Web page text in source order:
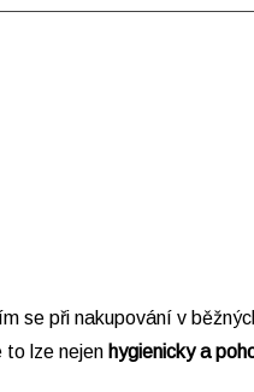
se při nakupování v
to lze nejen hygienicky a